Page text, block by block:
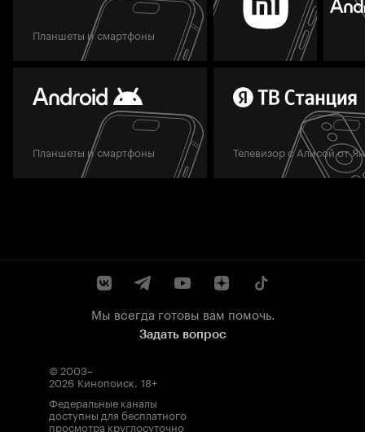
Планшеты и смартфоны
Планшеты и смартфоны Телевизор с Алисой от
Мы всегда готовы вам помочь.
Задать вопрос
© 2003–
2026 Кинопоиск. 18+
Федеральные каналы
доступны для бесплатного
просмотра круглосуточно